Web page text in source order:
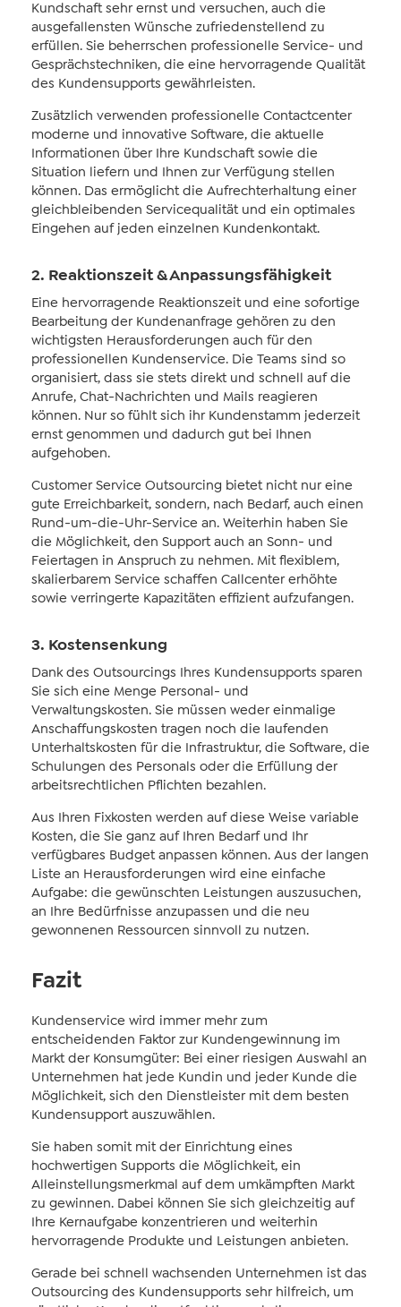
Kundschaft sehr ernst und versuchen, auch die
ausgefallensten Wünsche zufriedenstellend zu
erfüllen. Sie beherrschen professionelle Service- und
Gesprächstechniken, die eine hervorragende Qualität
des Kundensupports gewährleisten.
Zusätzlich verwenden professionelle Contactcenter
moderne und innovative Software, die aktuelle
Informationen über Ihre Kundschaft sowie die
Situation liefern und Ihnen zur Verfügung stellen
können. Das ermöglicht die Aufrechterhaltung einer
gleichbleibenden Servicequalität und ein optimales
Eingehen auf jeden einzelnen Kundenkontakt.
2. Reaktionszeit & Anpassungsfähigkeit
Eine hervorragende Reaktionszeit und eine sofortige
Bearbeitung der Kundenanfrage gehören zu den
wichtigsten Herausforderungen auch für den
professionellen Kundenservice. Die Teams sind so
organisiert, dass sie stets direkt und schnell auf die
Anrufe, Chat-Nachrichten und Mails reagieren
können. Nur so fühlt sich ihr Kundenstamm jederzeit
ernst genommen und dadurch gut bei Ihnen
aufgehoben.
Customer Service Outsourcing bietet nicht nur eine
gute Erreichbarkeit, sondern, nach Bedarf, auch einen
Rund-um-die-Uhr-Service an. Weiterhin haben Sie
die Möglichkeit, den Support auch an Sonn- und
Feiertagen in Anspruch zu nehmen. Mit flexiblem,
skalierbarem Service schaffen Callcenter erhöhte
sowie verringerte Kapazitäten effizient aufzufangen.
3. Kostensenkung
Dank des Outsourcings Ihres Kundensupports sparen
Sie sich eine Menge Personal- und
Verwaltungskosten. Sie müssen weder einmalige
Anschaffungskosten tragen noch die laufenden
Unterhaltskosten für die Infrastruktur, die Software, die
Schulungen des Personals oder die Erfüllung der
arbeitsrechtlichen Pflichten bezahlen.
Aus Ihren Fixkosten werden auf diese Weise variable
Kosten, die Sie ganz auf Ihren Bedarf und Ihr
verfügbares Budget anpassen können. Aus der langen
Liste an Herausforderungen wird eine einfache
Aufgabe: die gewünschten Leistungen auszusuchen,
an Ihre Bedürfnisse anzupassen und die neu
gewonnenen Ressourcen sinnvoll zu nutzen.
Fazit
Kundenservice wird immer mehr zum
entscheidenden Faktor zur Kundengewinnung im
Markt der Konsumgüter: Bei einer riesigen Auswahl an
Unternehmen hat jede Kundin und jeder Kunde die
Möglichkeit, sich den Dienstleister mit dem besten
Kundensupport auszuwählen.
Sie haben somit mit der Einrichtung eines
hochwertigen Supports die Möglichkeit, ein
Alleinstellungsmerkmal auf dem umkämpften Markt
zu gewinnen. Dabei können Sie sich gleichzeitig auf
Ihre Kernaufgabe konzentrieren und weiterhin
hervorragende Produkte und Leistungen anbieten.
Gerade bei schnell wachsenden Unternehmen ist das
Outsourcing des Kundensupports sehr hilfreich, um